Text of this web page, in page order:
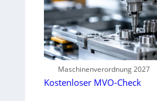
Maschinenverordnung 2027
Kostenloser MVO-Check